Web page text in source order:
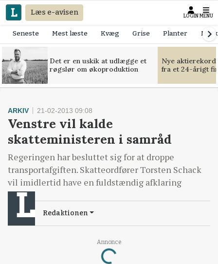
Læs e-avisen LOGIN MENU
Seneste Mest læste Kvæg Grise Planter
Det er en uskik at udlægge et
røgslør om økoproduktion
Nye
fra et 24-årigt
Annonce
Loading...
ARKIV 21-02-2013 09:08
Venstre vil kalde
skatteministeren i samråd
Regeringen har besluttet sig for at droppe
transportafgiften. Skatteordfører Torsten Schack
vil imidlertid have en fuldstændig afklaring
Redaktionen